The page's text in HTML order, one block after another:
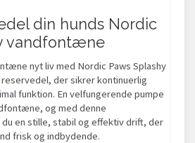
din hunds Nordic
vandfontæne
nyt liv med Nordic Paws Splashy
reservedel, der sikrer kontinuerlig
funktion. En velfungerende pumpe
og med denne
en stille, stabil og effektiv drift, der
frisk og indbydende.